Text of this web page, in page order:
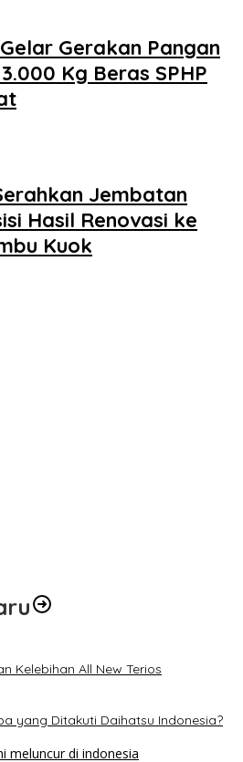
Gerakan Pangan
Kg Beras SPHP
Jembatan
Hasil Renovasi ke
Kuok
Kelebihan All New Terios
yang Ditakuti Daihatsu Indonesia?